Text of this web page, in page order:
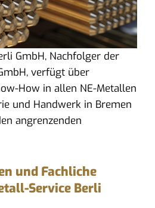
GmbH, Nachfolger der
verfügt über
How in allen NE-Metallen
und Handwerk in Bremen
angrenzenden
und Fachliche
Service Berli